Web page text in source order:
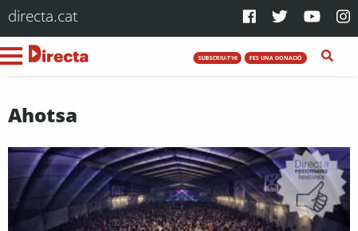
directa.cat
SUBSCRIU-T'HI FES UNA DONACIÓ
Ahotsa